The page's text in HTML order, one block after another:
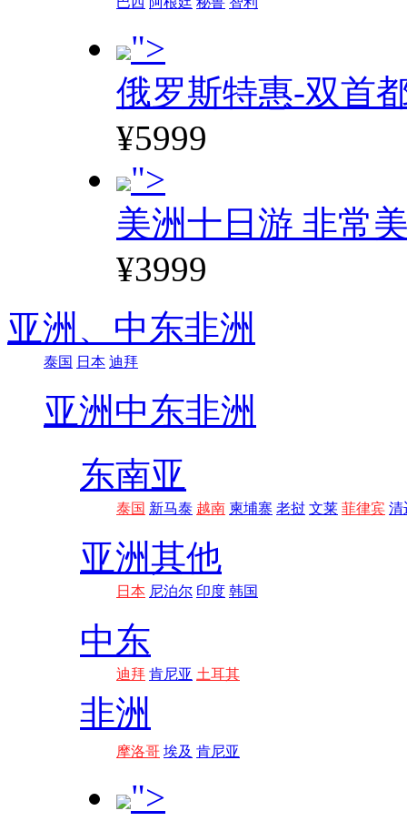
">
俄罗斯特惠-双首
¥5999
">
美洲十日游 非常
¥3999
亚洲、 中东非洲
泰国 日本 迪拜
亚洲 中东非洲
东南亚
泰国 新马泰 越南 柬埔寨 老挝 文莱 菲律宾 清
亚洲其他
日本 尼泊尔 印度 韩国
中东
迪拜 肯尼亚 土耳其
非洲
摩洛哥 埃及 肯尼亚
">